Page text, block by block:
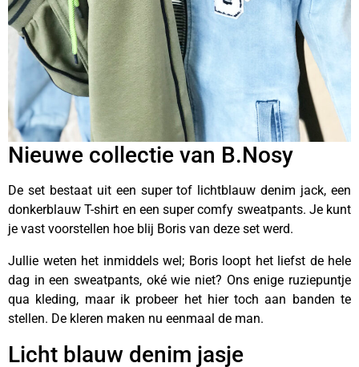
Nieuwe collectie van B.Nosy
De set bestaat uit een super tof lichtblauw denim jack, een
donkerblauw T-shirt en een super comfy sweatpants. Je kunt
je vast voorstellen hoe blij Boris van deze set werd.
Jullie weten het inmiddels wel; Boris loopt het liefst de hele
dag in een sweatpants, oké wie niet? Ons enige ruziepuntje
qua kleding, maar ik probeer het hier toch aan banden te
stellen. De kleren maken nu eenmaal de man.
Licht blauw denim jasje